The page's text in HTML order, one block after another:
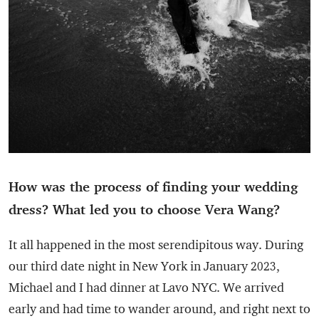
How was the process of finding your wedding
dress? What led you to choose Vera Wang?
It all happened in the most serendipitous way. During
our third date night in New York in January 2023,
Michael and I had dinner at Lavo NYC. We arrived
early and had time to wander around, and right next to